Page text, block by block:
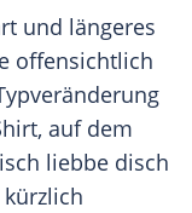
und längeres
offensichtlich
auf dem
liebbe disch